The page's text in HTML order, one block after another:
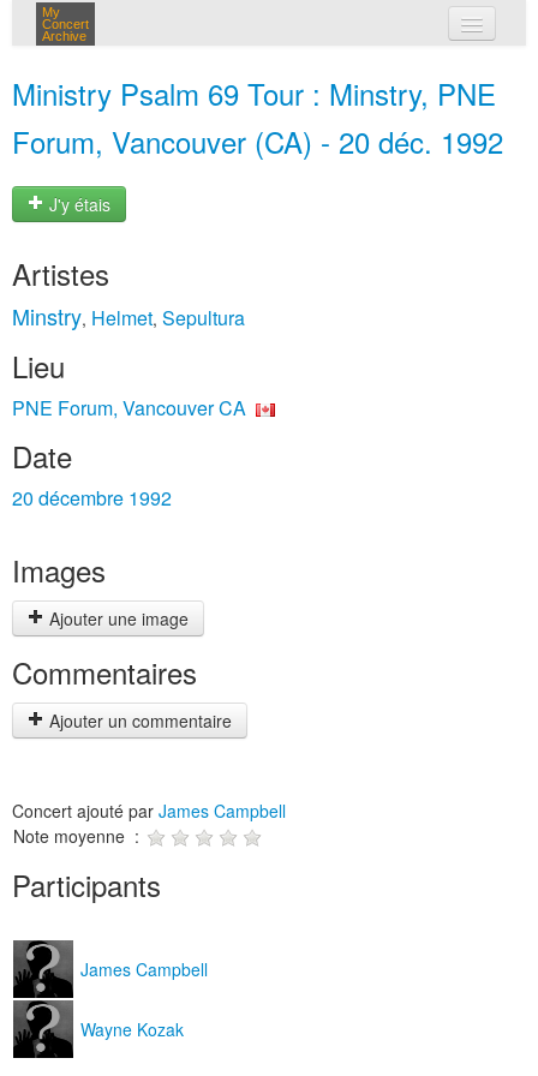
My
Concert
Archive
Ministry Psalm 69 Tour : Minstry, PNE
Forum, Vancouver (CA) - 20 déc. 1992
J'y étais
Artistes
Minstry, Helmet, Sepultura
Lieu
PNE Forum, Vancouver CA
Date
20 décembre 1992
Images
Ajouter une image
Commentaires
Ajouter un commentaire
Concert ajouté par James Campbell
Note moyenne :
Participants
James Campbell
Wayne Kozak